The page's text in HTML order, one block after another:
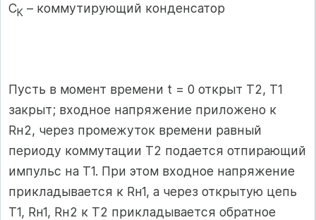
СК – коммутирующий конденсатор
Пусть в момент времени t = 0 открыт Т2, Т1
закрыт; входное напряжение приложено к
Rн2, через промежуток времени равный
периоду коммутации Т2 подается отпирающий
импульс на Т1. При этом входное напряжение
прикладывается к Rн1, а через открытую цепь
Т1, Rн1, Rн2 к Т2 прикладывается обратное